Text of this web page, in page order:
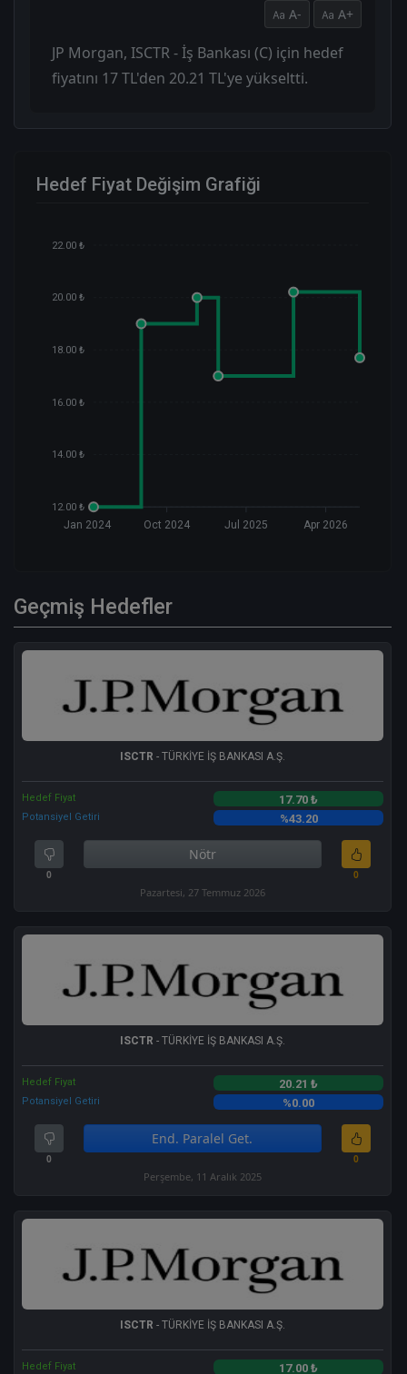
A- A+
JP Morgan, ISCTR - İş Bankası (C) için hedef
fiyatını 17 TL'den 20.21 TL'ye yükseltti.
Hedef Fiyat Değişim Grafiği
22.00 ₺
20.00 ₺
18.00 ₺
16.00 ₺
14.00 ₺
12.00 ₺
Jan 2024 Oct 2024 Jul 2025 Apr 2026
Geçmiş Hedefler
ISCTR - TÜRKİYE İŞ BANKASI A.Ş.
Hedef Fiyat 17.70 ₺
Potansiyel Getiri %43.20
0
Nötr
0
Pazartesi, 27 Temmuz 2026
ISCTR - TÜRKİYE İŞ BANKASI A.Ş.
Hedef Fiyat 20.21 ₺
Potansiyel Getiri %0.00
0
End. Paralel Get.
0
Perşembe, 11 Aralık 2025
ISCTR - TÜRKİYE İŞ BANKASI A.Ş.
Hedef Fiyat 17.00 ₺